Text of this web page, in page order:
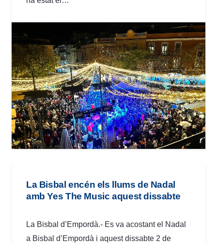
La Bisbal encén els llums de Nadal
amb Yes The Music aquest dissabte
La Bisbal d’Empordà.- Es va acostant el Nadal
a Bisbal d’Empordà i aquest dissabte 2 de